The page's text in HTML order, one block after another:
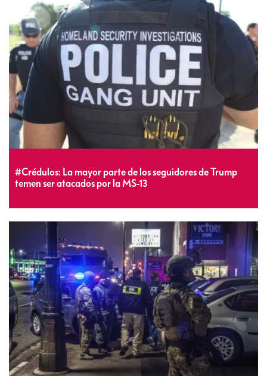
#Crédulos: La mayor parte de los seguidores de Trump
temen ser atacados por la MS-13